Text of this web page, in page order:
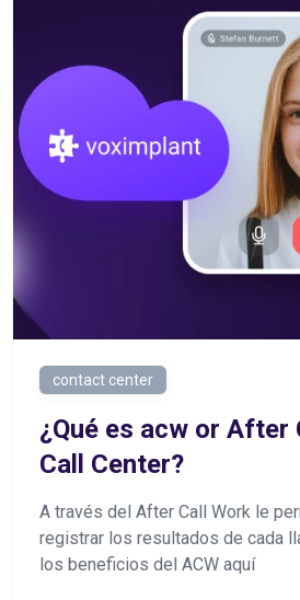
contact center
¿Qué es acw or After
Call Center?
A través del After Call Work le
registrar los resultados de cada
los beneficios del ACW aquí